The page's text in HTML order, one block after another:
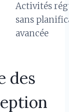
Activités
sans
avancée
des